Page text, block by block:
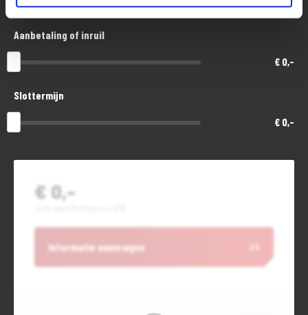
Aanbetaling of inruil
€ 0,-
Slottermijn
€ 0,-
€ 0,-
Informatie aanvragen